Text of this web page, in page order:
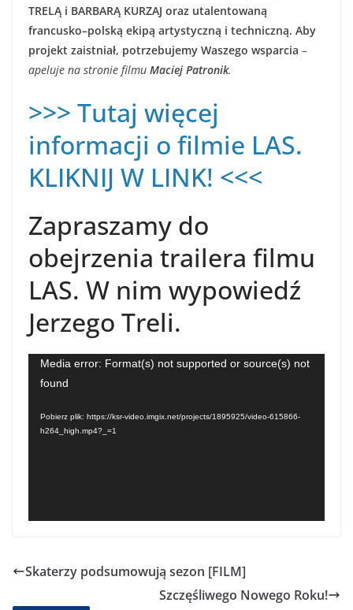
TRELĄ i BARBARĄ KURZAJ oraz utalentowaną
francusko–polską ekipą artystyczną i techniczną. Aby
projekt zaistniał, potrzebujemy Waszego wsparcia –
apeluje na stronie filmu Maciej Patronik.
>>> Tutaj więcej
informacji o filmie LAS.
KLIKNIJ W LINK! <<<
Zapraszamy do
obejrzenia trailera filmu
LAS. W nim wypowiedź
Jerzego Treli.
Odtwarzacz
video
Media error: Format(s) not supported or source(s) not
found
Pobierz plik: https://ksr-video.imgix.net/projects/1895925/video-615866-
h264_high.mp4?_=1
Skaterzy podsumowują sezon [FILM]
Szczęśliwego Nowego Roku!